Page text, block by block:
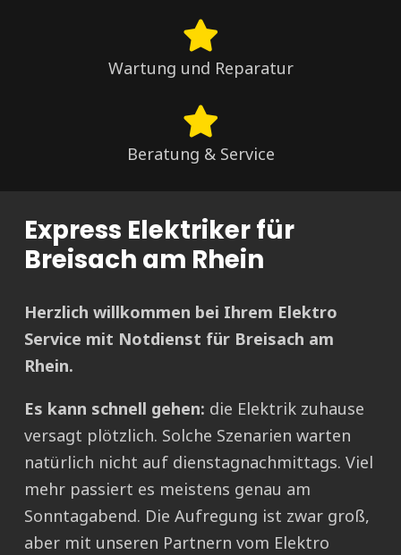
Wartung und Reparatur
Beratung & Service
Express Elektriker für
Breisach am Rhein
Herzlich willkommen bei Ihrem Elektro
Service mit Notdienst für Breisach am
Rhein.
Es kann schnell gehen: die Elektrik zuhause
versagt plötzlich. Solche Szenarien warten
natürlich nicht auf dienstagnachmittags. Viel
mehr passiert es meistens genau am
Sonntagabend. Die Aufregung ist zwar groß,
aber mit unseren Partnern vom Elektro